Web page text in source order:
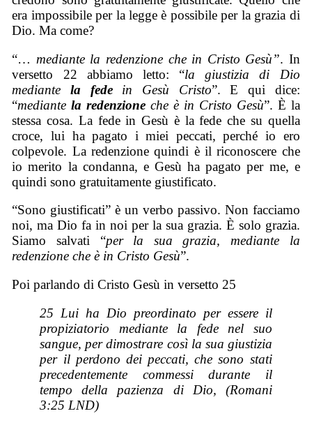
era impossibile per la legge è possibile per la grazia di
Dio. Ma come?
“… mediante la redenzione che in Cristo Gesù”. In
versetto 22 abbiamo letto: “la giustizia di Dio
mediante la fedein Gesù Cristo”. E qui dice:
“mediantela redenzione che è in Cristo Gesù”. È la
stessa cosa. La fede in Gesù è la fede che su quella
croce, lui ha pagato i miei peccati, perché io ero
colpevole. La redenzione quindi è il riconoscere che
io merito la condanna, e Gesù ha pagato per me, e
quindi sono gratuitamente giustificato.
“Sono giustificati” è un verbo passivo. Non facciamo
noi, ma Dio fa in noi per la sua grazia. È solo grazia.
Siamo salvati “per la sua grazia, mediante la
redenzione che è in Cristo Gesù”.
Poi parlando di Cristo Gesù in versetto 25
25 Lui ha Dio preordinato per essere il
propiziatorio mediante la fede nel suo
sangue, per dimostrare così la sua giustizia
per il perdono dei peccati, che sono stati
precedentemente commessi durante il
tempo della pazienza di Dio, (Romani
3:25 LND)